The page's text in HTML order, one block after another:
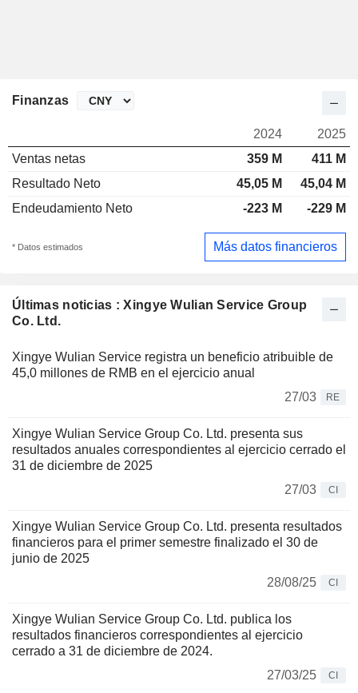
Últimas noticias : Xingye Wulian Service Group
Co. Ltd.
Xingye Wulian Service registra un beneficio atribuible de
45,0 millones de RMB en el ejercicio anual
27/03
RE
Xingye Wulian Service Group Co. Ltd. presenta sus
resultados anuales correspondientes al ejercicio cerrado el
31 de diciembre de 2025
27/03
CI
Xingye Wulian Service Group Co. Ltd. presenta resultados
financieros para el primer semestre finalizado el 30 de
junio de 2025
28/08/25
CI
Xingye Wulian Service Group Co. Ltd. publica los
resultados financieros correspondientes al ejercicio
cerrado a 31 de diciembre de 2024.
27/03/25
CI
Finanzas
2024
2025
Ventas netas
359 M
411 M
Resultado Neto
45,05 M
45,04 M
Endeudamiento Neto
-223 M -229 M
* Datos estimados Más datos financieros